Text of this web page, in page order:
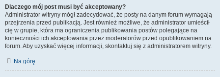
Dlaczego mój post musi być akceptowany?
Administrator witryny mógł zadecydować, że posty na danym forum wymagają
przejrzenia przed publikacją. Jest również możliwe, że administrator umieścił
cię w grupie, która ma ograniczenia publikowania postów polegające na
konieczności ich akceptowania przez moderatorów przed opublikowaniem na
forum. Aby uzyskać więcej informacji, skontaktuj się z administratorem witryny.
Na górę